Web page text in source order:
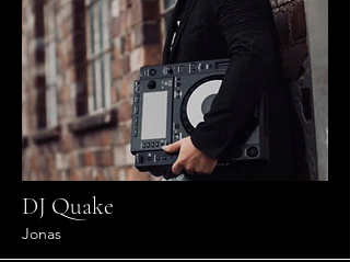
DJ Quake
Jonas